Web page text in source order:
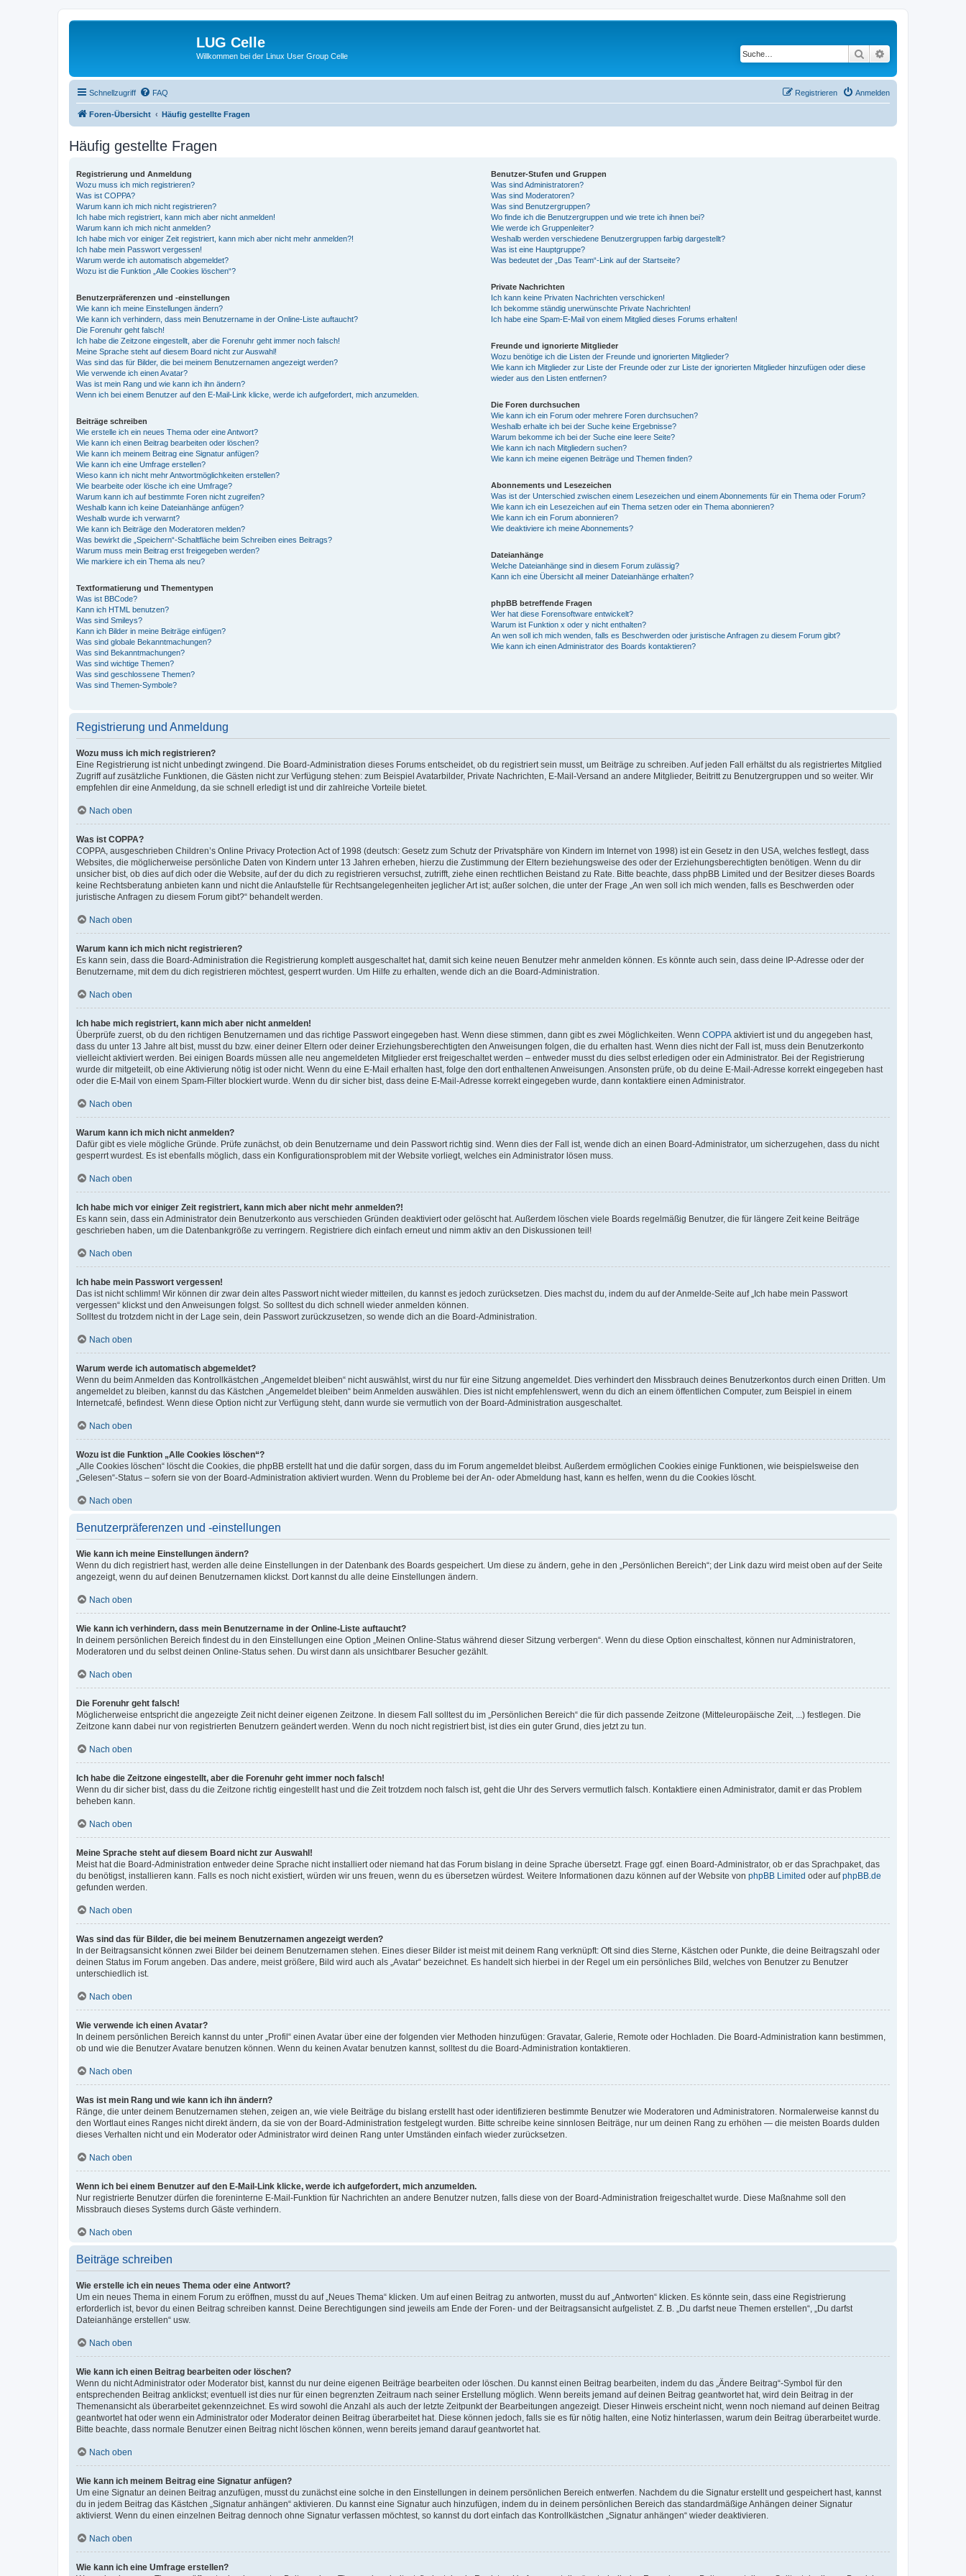
LUG Celle
Willkommen bei der Linux User Group Celle Suche
Schnellzugriff FAQ Anmelden
Registrieren
Foren-Übersicht Häufig gestellte Fragen
Häufig gestellte Fragen
Registrierung und Anmeldung
Wozu muss ich mich registrieren?
Was ist COPPA?
Warum kann ich mich nicht registrieren?
Ich habe mich registriert, kann mich aber nicht anmelden!
Warum kann ich mich nicht anmelden?
Ich habe mich vor einiger Zeit registriert, kann mich aber nicht mehr anmelden?!
Ich habe mein Passwort vergessen!
Warum werde ich automatisch abgemeldet?
Wozu ist die Funktion „Alle Cookies löschen“?
Benutzerpräferenzen und -einstellungen
Wie kann ich meine Einstellungen ändern?
Wie kann ich verhindern, dass mein Benutzername in der Online-Liste auftaucht?
Die Forenuhr geht falsch!
Ich habe die Zeitzone eingestellt, aber die Forenuhr geht immer noch falsch!
Meine Sprache steht auf diesem Board nicht zur Auswahl!
Was sind das für Bilder, die bei meinem Benutzernamen angezeigt werden?
Wie verwende ich einen Avatar?
Was ist mein Rang und wie kann ich ihn ändern?
Wenn ich bei einem Benutzer auf den E-Mail-Link klicke, werde ich aufgefordert, mich anzumelden.
Beiträge schreiben
Wie erstelle ich ein neues Thema oder eine Antwort?
Wie kann ich einen Beitrag bearbeiten oder löschen?
Wie kann ich meinem Beitrag eine Signatur anfügen?
Wie kann ich eine Umfrage erstellen?
Wieso kann ich nicht mehr Antwortmöglichkeiten erstellen?
Wie bearbeite oder lösche ich eine Umfrage?
Warum kann ich auf bestimmte Foren nicht zugreifen?
Weshalb kann ich keine Dateianhänge anfügen?
Weshalb wurde ich verwarnt?
Wie kann ich Beiträge den Moderatoren melden?
Was bewirkt die „Speichern“-Schaltfläche beim Schreiben eines Beitrags?
Warum muss mein Beitrag erst freigegeben werden?
Wie markiere ich ein Thema als neu?
Textformatierung und Thementypen
Was ist BBCode?
Kann ich HTML benutzen?
Was sind Smileys?
Kann ich Bilder in meine Beiträge einfügen?
Was sind globale Bekanntmachungen?
Was sind Bekanntmachungen?
Was sind wichtige Themen?
Was sind geschlossene Themen?
Was sind Themen-Symbole?
Benutzer-Stufen und Gruppen
Was sind Administratoren?
Was sind Moderatoren?
Was sind Benutzergruppen?
Wo finde ich die Benutzergruppen und wie trete ich ihnen bei?
Wie werde ich Gruppenleiter?
Weshalb werden verschiedene Benutzergruppen farbig dargestellt?
Was ist eine Hauptgruppe?
Was bedeutet der „Das Team“-Link auf der Startseite?
Private Nachrichten
Ich kann keine Privaten Nachrichten verschicken!
Ich bekomme ständig unerwünschte Private Nachrichten!
Ich habe eine Spam-E-Mail von einem Mitglied dieses Forums erhalten!
Freunde und ignorierte Mitglieder
Wozu benötige ich die Listen der Freunde und ignorierten Mitglieder?
Wie kann ich Mitglieder zur Liste der Freunde oder zur Liste der ignorierten Mitglieder hinzufügen oder diese
wieder aus den Listen entfernen?
Die Foren durchsuchen
Wie kann ich ein Forum oder mehrere Foren durchsuchen?
Weshalb erhalte ich bei der Suche keine Ergebnisse?
Warum bekomme ich bei der Suche eine leere Seite?
Wie kann ich nach Mitgliedern suchen?
Wie kann ich meine eigenen Beiträge und Themen finden?
Abonnements und Lesezeichen
Was ist der Unterschied zwischen einem Lesezeichen und einem Abonnements für ein Thema oder Forum?
Wie kann ich ein Lesezeichen auf ein Thema setzen oder ein Thema abonnieren?
Wie kann ich ein Forum abonnieren?
Wie deaktiviere ich meine Abonnements?
Dateianhänge
Welche Dateianhänge sind in diesem Forum zulässig?
Kann ich eine Übersicht all meiner Dateianhänge erhalten?
phpBB betreffende Fragen
Wer hat diese Forensoftware entwickelt?
Warum ist Funktion x oder y nicht enthalten?
An wen soll ich mich wenden, falls es Beschwerden oder juristische Anfragen zu diesem Forum gibt?
Wie kann ich einen Administrator des Boards kontaktieren?
Registrierung und Anmeldung
Wozu muss ich mich registrieren?
Eine Registrierung ist nicht unbedingt zwingend. Die Board-Administration dieses Forums entscheidet, ob du registriert sein musst, um Beiträge zu schreiben. Auf jeden Fall erhältst du als registriertes Mitglied
Zugriff auf zusätzliche Funktionen, die Gästen nicht zur Verfügung stehen: zum Beispiel Avatarbilder, Private Nachrichten, E-Mail-Versand an andere Mitglieder, Beitritt zu Benutzergruppen und so weiter. Wir
empfehlen dir eine Anmeldung, da sie schnell erledigt ist und dir zahlreiche Vorteile bietet.
Nach oben
Was ist COPPA?
COPPA, ausgeschrieben Children’s Online Privacy Protection Act of 1998 (deutsch: Gesetz zum Schutz der Privatsphäre von Kindern im Internet von 1998) ist ein Gesetz in den USA, welches festlegt, dass
Websites, die möglicherweise persönliche Daten von Kindern unter 13 Jahren erheben, hierzu die Zustimmung der Eltern beziehungsweise des oder der Erziehungsberechtigten benötigen. Wenn du dir
unsicher bist, ob dies auf dich oder die Website, auf der du dich zu registrieren versuchst, zutrifft, ziehe einen rechtlichen Beistand zu Rate. Bitte beachte, dass phpBB Limited und der Besitzer dieses Boards
keine Rechtsberatung anbieten kann und nicht die Anlaufstelle für Rechtsangelegenheiten jeglicher Art ist; außer solchen, die unter der Frage „An wen soll ich mich wenden, falls es Beschwerden oder
juristische Anfragen zu diesem Forum gibt?“ behandelt werden.
Nach oben
Warum kann ich mich nicht registrieren?
Es kann sein, dass die Board-Administration die Registrierung komplett ausgeschaltet hat, damit sich keine neuen Benutzer mehr anmelden können. Es könnte auch sein, dass deine IP-Adresse oder der
Benutzername, mit dem du dich registrieren möchtest, gesperrt wurden. Um Hilfe zu erhalten, wende dich an die Board-Administration.
Nach oben
Ich habe mich registriert, kann mich aber nicht anmelden!
Überprüfe zuerst, ob du den richtigen Benutzernamen und das richtige Passwort eingegeben hast. Wenn diese stimmen, dann gibt es zwei Möglichkeiten. Wenn COPPA aktiviert ist und du angegeben hast,
dass du unter 13 Jahre alt bist, musst du bzw. einer deiner Eltern oder deiner Erziehungsberechtigten den Anweisungen folgen, die du erhalten hast. Wenn dies nicht der Fall ist, muss dein Benutzerkonto
vielleicht aktiviert werden. Bei einigen Boards müssen alle neu angemeldeten Mitglieder erst freigeschaltet werden – entweder musst du dies selbst erledigen oder ein Administrator. Bei der Registrierung
wurde dir mitgeteilt, ob eine Aktivierung nötig ist oder nicht. Wenn du eine E-Mail erhalten hast, folge den dort enthaltenen Anweisungen. Ansonsten prüfe, ob du deine E-Mail-Adresse korrekt eingegeben hast
oder die E-Mail von einem Spam-Filter blockiert wurde. Wenn du dir sicher bist, dass deine E-Mail-Adresse korrekt eingegeben wurde, dann kontaktiere einen Administrator.
Nach oben
Warum kann ich mich nicht anmelden?
Dafür gibt es viele mögliche Gründe. Prüfe zunächst, ob dein Benutzername und dein Passwort richtig sind. Wenn dies der Fall ist, wende dich an einen Board-Administrator, um sicherzugehen, dass du nicht
gesperrt wurdest. Es ist ebenfalls möglich, dass ein Konfigurationsproblem mit der Website vorliegt, welches ein Administrator lösen muss.
Nach oben
Ich habe mich vor einiger Zeit registriert, kann mich aber nicht mehr anmelden?!
Es kann sein, dass ein Administrator dein Benutzerkonto aus verschieden Gründen deaktiviert oder gelöscht hat. Außerdem löschen viele Boards regelmäßig Benutzer, die für längere Zeit keine Beiträge
geschrieben haben, um die Datenbankgröße zu verringern. Registriere dich einfach erneut und nimm aktiv an den Diskussionen teil!
Nach oben
Ich habe mein Passwort vergessen!
Das ist nicht schlimm! Wir können dir zwar dein altes Passwort nicht wieder mitteilen, du kannst es jedoch zurücksetzen. Dies machst du, indem du auf der Anmelde-Seite auf „Ich habe mein Passwort
vergessen“ klickst und den Anweisungen folgst. So solltest du dich schnell wieder anmelden können.
Solltest du trotzdem nicht in der Lage sein, dein Passwort zurückzusetzen, so wende dich an die Board-Administration.
Nach oben
Warum werde ich automatisch abgemeldet?
Wenn du beim Anmelden das Kontrollkästchen „Angemeldet bleiben“ nicht auswählst, wirst du nur für eine Sitzung angemeldet. Dies verhindert den Missbrauch deines Benutzerkontos durch einen Dritten. Um
angemeldet zu bleiben, kannst du das Kästchen „Angemeldet bleiben“ beim Anmelden auswählen. Dies ist nicht empfehlenswert, wenn du dich an einem öffentlichen Computer, zum Beispiel in einem
Internetcafé, befindest. Wenn diese Option nicht zur Verfügung steht, dann wurde sie vermutlich von der Board-Administration ausgeschaltet.
Nach oben
Wozu ist die Funktion „Alle Cookies löschen“?
„Alle Cookies löschen“ löscht die Cookies, die phpBB erstellt hat und die dafür sorgen, dass du im Forum angemeldet bleibst. Außerdem ermöglichen Cookies einige Funktionen, wie beispielsweise den
„Gelesen“-Status – sofern sie von der Board-Administration aktiviert wurden. Wenn du Probleme bei der An- oder Abmeldung hast, kann es helfen, wenn du die Cookies löscht.
Nach oben
Benutzerpräferenzen und -einstellungen
Wie kann ich meine Einstellungen ändern?
Wenn du dich registriert hast, werden alle deine Einstellungen in der Datenbank des Boards gespeichert. Um diese zu ändern, gehe in den „Persönlichen Bereich“; der Link dazu wird meist oben auf der Seite
angezeigt, wenn du auf deinen Benutzernamen klickst. Dort kannst du alle deine Einstellungen ändern.
Nach oben
Wie kann ich verhindern, dass mein Benutzername in der Online-Liste auftaucht?
In deinem persönlichen Bereich findest du in den Einstellungen eine Option „Meinen Online-Status während dieser Sitzung verbergen“. Wenn du diese Option einschaltest, können nur Administratoren,
Moderatoren und du selbst deinen Online-Status sehen. Du wirst dann als unsichtbarer Besucher gezählt.
Nach oben
Die Forenuhr geht falsch!
Möglicherweise entspricht die angezeigte Zeit nicht deiner eigenen Zeitzone. In diesem Fall solltest du im „Persönlichen Bereich“ die für dich passende Zeitzone (Mitteleuropäische Zeit, ...) festlegen. Die
Zeitzone kann dabei nur von registrierten Benutzern geändert werden. Wenn du noch nicht registriert bist, ist dies ein guter Grund, dies jetzt zu tun.
Nach oben
Ich habe die Zeitzone eingestellt, aber die Forenuhr geht immer noch falsch!
Wenn du dir sicher bist, dass du die Zeitzone richtig eingestellt hast und die Zeit trotzdem noch falsch ist, geht die Uhr des Servers vermutlich falsch. Kontaktiere einen Administrator, damit er das Problem
beheben kann.
Nach oben
Meine Sprache steht auf diesem Board nicht zur Auswahl!
Meist hat die Board-Administration entweder deine Sprache nicht installiert oder niemand hat das Forum bislang in deine Sprache übersetzt. Frage ggf. einen Board-Administrator, ob er das Sprachpaket, das
du benötigst, installieren kann. Falls es noch nicht existiert, würden wir uns freuen, wenn du es übersetzen würdest. Weitere Informationen dazu können auf der Website von phpBB Limited oder aufphpBB.de
gefunden werden.
Nach oben
Was sind das für Bilder, die bei meinem Benutzernamen angezeigt werden?
In der Beitragsansicht können zwei Bilder bei deinem Benutzernamen stehen. Eines dieser Bilder ist meist mit deinem Rang verknüpft: Oft sind dies Sterne, Kästchen oder Punkte, die deine Beitragszahl oder
deinen Status im Forum angeben. Das andere, meist größere, Bild wird auch als „Avatar“ bezeichnet. Es handelt sich hierbei in der Regel um ein persönliches Bild, welches von Benutzer zu Benutzer
unterschiedlich ist.
Nach oben
Wie verwende ich einen Avatar?
In deinem persönlichen Bereich kannst du unter „Profil“ einen Avatar über eine der folgenden vier Methoden hinzufügen: Gravatar, Galerie, Remote oder Hochladen. Die Board-Administration kann bestimmen,
ob und wie die Benutzer Avatare benutzen können. Wenn du keinen Avatar benutzen kannst, solltest du die Board-Administration kontaktieren.
Nach oben
Was ist mein Rang und wie kann ich ihn ändern?
Ränge, die unter deinem Benutzernamen stehen, zeigen an, wie viele Beiträge du bislang erstellt hast oder identifizieren bestimmte Benutzer wie Moderatoren und Administratoren. Normalerweise kannst du
den Wortlaut eines Ranges nicht direkt ändern, da sie von der Board-Administration festgelegt wurden. Bitte schreibe keine sinnlosen Beiträge, nur um deinen Rang zu erhöhen — die meisten Boards dulden
dieses Verhalten nicht und ein Moderator oder Administrator wird deinen Rang unter Umständen einfach wieder zurücksetzen.
Nach oben
Wenn ich bei einem Benutzer auf den E-Mail-Link klicke, werde ich aufgefordert, mich anzumelden.
Nur registrierte Benutzer dürfen die foreninterne E-Mail-Funktion für Nachrichten an andere Benutzer nutzen, falls diese von der Board-Administration freigeschaltet wurde. Diese Maßnahme soll den
Missbrauch dieses Systems durch Gäste verhindern.
Nach oben
Beiträge schreiben
Wie erstelle ich ein neues Thema oder eine Antwort?
Um ein neues Thema in einem Forum zu eröffnen, musst du auf „Neues Thema“ klicken. Um auf einen Beitrag zu antworten, musst du auf „Antworten“ klicken. Es könnte sein, dass eine Registrierung
erforderlich ist, bevor du einen Beitrag schreiben kannst. Deine Berechtigungen sind jeweils am Ende der Foren- und der Beitragsansicht aufgelistet. Z. B. „Du darfst neue Themen erstellen“, „Du darfst
Dateianhänge erstellen“ usw.
Nach oben
Wie kann ich einen Beitrag bearbeiten oder löschen?
Wenn du nicht Administrator oder Moderator bist, kannst du nur deine eigenen Beiträge bearbeiten oder löschen. Du kannst einen Beitrag bearbeiten, indem du das „Ändere Beitrag“-Symbol für den
entsprechenden Beitrag anklickst; eventuell ist dies nur für einen begrenzten Zeitraum nach seiner Erstellung möglich. Wenn bereits jemand auf deinen Beitrag geantwortet hat, wird dein Beitrag in der
Themenansicht als überarbeitet gekennzeichnet. Es wird sowohl die Anzahl als auch der letzte Zeitpunkt der Bearbeitungen angezeigt. Dieser Hinweis erscheint nicht, wenn noch niemand auf deinen Beitrag
geantwortet hat oder wenn ein Administrator oder Moderator deinen Beitrag überarbeitet hat. Diese können jedoch, falls sie es für nötig halten, eine Notiz hinterlassen, warum dein Beitrag überarbeitet wurde.
Bitte beachte, dass normale Benutzer einen Beitrag nicht löschen können, wenn bereits jemand darauf geantwortet hat.
Nach oben
Wie kann ich meinem Beitrag eine Signatur anfügen?
Um eine Signatur an deinen Beitrag anzufügen, musst du zunächst eine solche in den Einstellungen in deinem persönlichen Bereich entwerfen. Nachdem du die Signatur erstellt und gespeichert hast, kannst
du in jedem Beitrag das Kästchen „Signatur anhängen“ aktivieren. Du kannst eine Signatur auch hinzufügen, indem du in deinem persönlichen Bereich das standardmäßige Anhängen deiner Signatur
aktivierst. Wenn du einen einzelnen Beitrag dennoch ohne Signatur verfassen möchtest, so kannst du dort einfach das Kontrollkästchen „Signatur anhängen“ wieder deaktivieren.
Nach oben
Wie kann ich eine Umfrage erstellen?